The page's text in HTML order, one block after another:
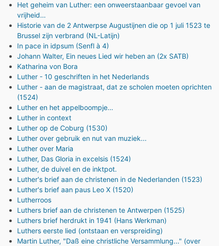
Het geheim van Luther: een onweerstaanbaar gevoel van
vrijheid…
Historie van de 2 Antwerpse Augustijnen die op 1 juli 1523 te
Brussel zijn verbrand (NL-Latijn)
In pace in idpsum (Senfl à 4)
Johann Walter, Ein neues Lied wir heben an (2x SATB)
Katharina von Bora
Luther - 10 geschriften in het Nederlands
Luther - aan de magistraat, dat ze scholen moeten oprichten
(1524)
Luther en het appelboompje…
Luther in context
Luther op de Coburg (1530)
Luther over gebruik en nut van muziek...
Luther over Maria
Luther, Das Gloria in excelsis (1524)
Luther, de duivel en de inktpot.
Luther's brief aan de christenen in de Nederlanden (1523)
Luther's brief aan paus Leo X (1520)
Lutherroos
Luthers brief aan de christenen te Antwerpen (1525)
Luthers brief herdrukt in 1941 (Hans Werkman)
Luthers eerste lied (ontstaan en verspreiding)
Martin Luther, "Daß eine christliche Versammlung..." (over